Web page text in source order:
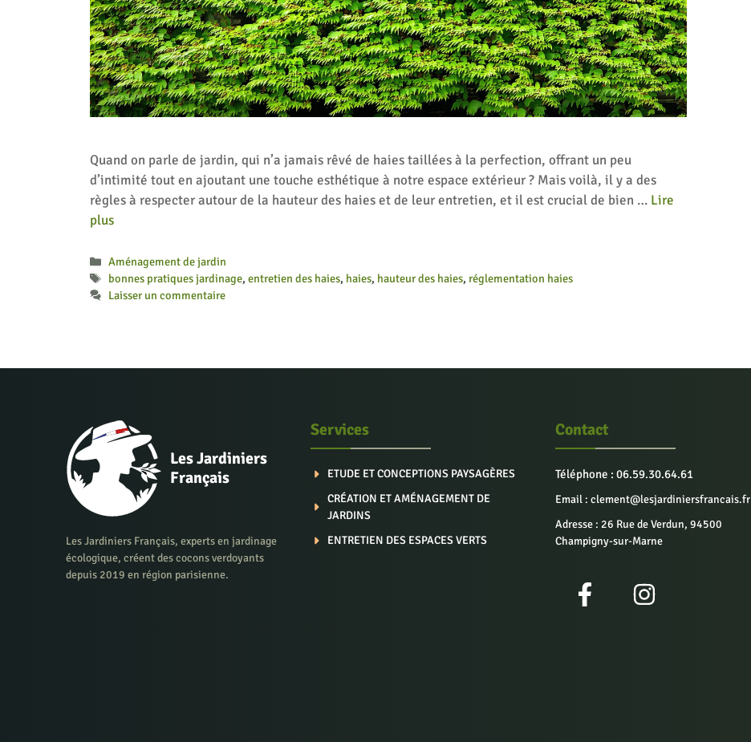
Quand on parle de jardin, qui n’a jamais rêvé de haies taillées à la perfection, offrant un peu
d’intimité tout en ajoutant une touche esthétique à notre espace extérieur ? Mais voilà, il y a des
règles à respecter autour de la hauteur des haies et de leur entretien, et il est crucial de bien … Lire
plus
Catégories
Aménagement de jardin
Étiquettes
bonnes pratiques jardinage,entretien des haies, haies, hauteur des haies,réglementation haies
Laisser un commentaire
Les Jardiniers
Français
Les Jardiniers Français, experts en jardinage
écologique, créent des cocons verdoyants
depuis 2019 en région parisienne.
Services
ETUDE ET CONCEPTIONS PAYSAGÈRES
CRÉATION ET AMÉNAGEMENT DE
JARDINS
ENTRETIEN DES ESPACES VERTS
Contact
Téléphone : 06.59.30.64.61
Email : clement@lesjardiniersfrancais.fr
Adresse : 26 Rue de Verdun, 94500
Champigny-sur-Marne